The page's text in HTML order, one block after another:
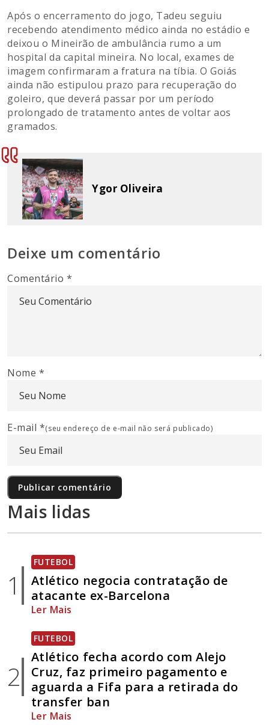
Após o encerramento do jogo, Tadeu seguiu
recebendo atendimento médico ainda no estádio e
deixou o Mineirão de ambulância rumo a um
hospital da capital mineira. No local, exames de
imagem confirmaram a fratura na tíbia. O Goiás
ainda não estipulou prazo para recuperação do
goleiro, que deverá passar por um período
prolongado de tratamento antes de voltar aos
gramados.
Ygor Oliveira
Deixe um comentário
Comentário*
Nome *
E-mail *(seu endereço de e-mail não será publicado)
Mais lidas
1
FUTEBOL
Atlético negocia contratação de
atacante ex-Barcelona
Ler Mais
2
FUTEBOL
Atlético fecha acordo com Alejo
Cruz, faz primeiro pagamento e
aguarda a Fifa para a retirada do
transfer ban
Ler Mais